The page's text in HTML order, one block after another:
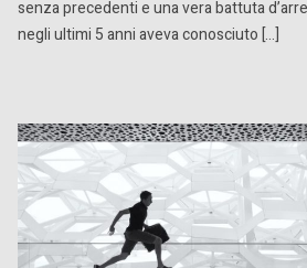
senza precedenti e una vera battuta
negli ultimi 5 anni aveva conosciuto […]